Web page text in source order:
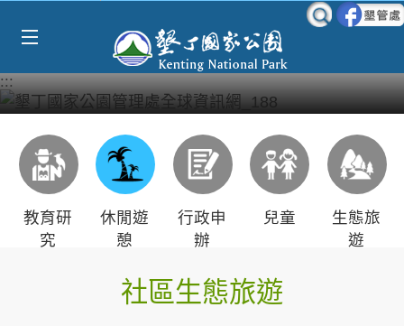
:::
教育研
究
休閒遊
憩
行政申
辦
兒童
生態旅
遊
社區生態旅遊